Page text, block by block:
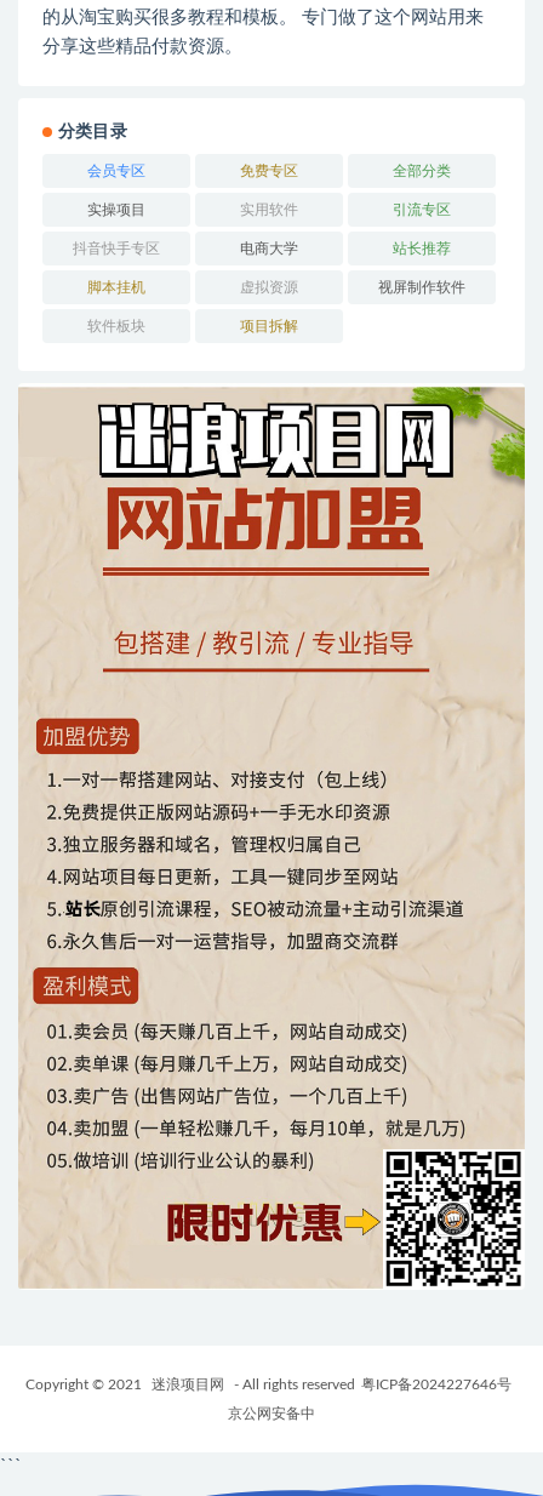
的从淘宝购买很多教程和模板。 专门做了这个网站用来
分享这些精品付款资源。
分类目录
会员专区 免费专区 全部分类
实操项目 实用软件 引流专区
抖音快手专区 电商大学 站长推荐
脚本挂机 虚拟资源 视屏制作软件
软件板块 项目拆解
Copyright © 2021 迷浪项目网 - All rights reserved 粤ICP备2024227646号
京公网安备中
```